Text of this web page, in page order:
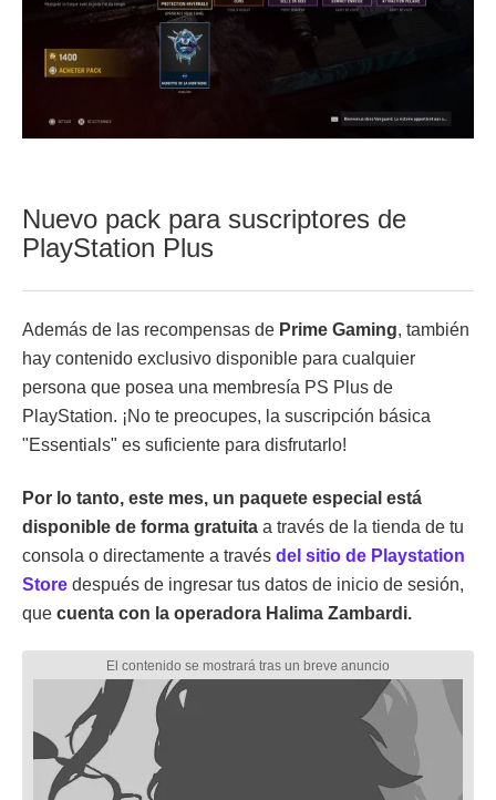
Nuevo pack para suscriptores de
PlayStation Plus
Además de las recompensas de Prime Gaming, también
hay contenido exclusivo disponible para cualquier
persona que posea una membresía PS Plus de
PlayStation. ¡No te preocupes, la suscripción básica
"Essentials" es suficiente para disfrutarlo!
Por lo tanto, este mes, un paquete especial está
disponible de forma gratuita a través de la tienda de tu
consola o directamente a través del sitio de Playstation
Store después de ingresar tus datos de inicio de sesión,
que cuenta con la operadora Halima Zambardi.